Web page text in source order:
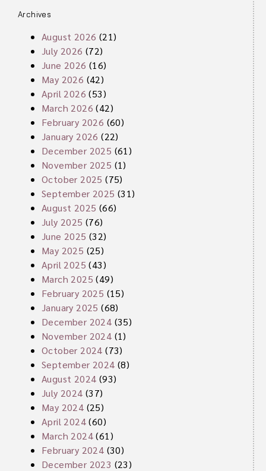
Archives
August 2026 (21)
July 2026 (72)
June 2026 (16)
May 2026 (42)
April 2026 (53)
March 2026 (42)
February 2026 (60)
January 2026 (22)
December 2025 (61)
November 2025 (1)
October 2025 (75)
September 2025 (31)
August 2025 (66)
July 2025 (76)
June 2025 (32)
May 2025 (25)
April 2025 (43)
March 2025 (49)
February 2025 (15)
January 2025 (68)
December 2024 (35)
November 2024 (1)
October 2024 (73)
September 2024 (8)
August 2024 (93)
July 2024 (37)
May 2024 (25)
April 2024(60)
March 2024(61)
February 2024 (30)
December 2023 (23)